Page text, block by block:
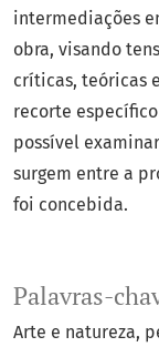
Palavras-
Arte e natureza
intermediações
obra, visando
críticas, teóricas
recorte
possível
surgem entre a
foi concebida.